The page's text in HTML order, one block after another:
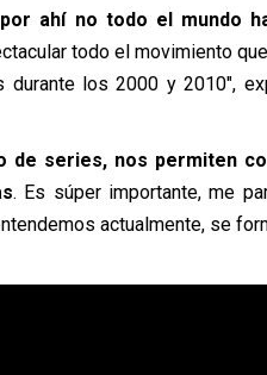
ahí no todo el mundo
todo el movimiento
los 2000 y 2010″,
de series, nos permiten
. Es súper importante, me
actualmente, se